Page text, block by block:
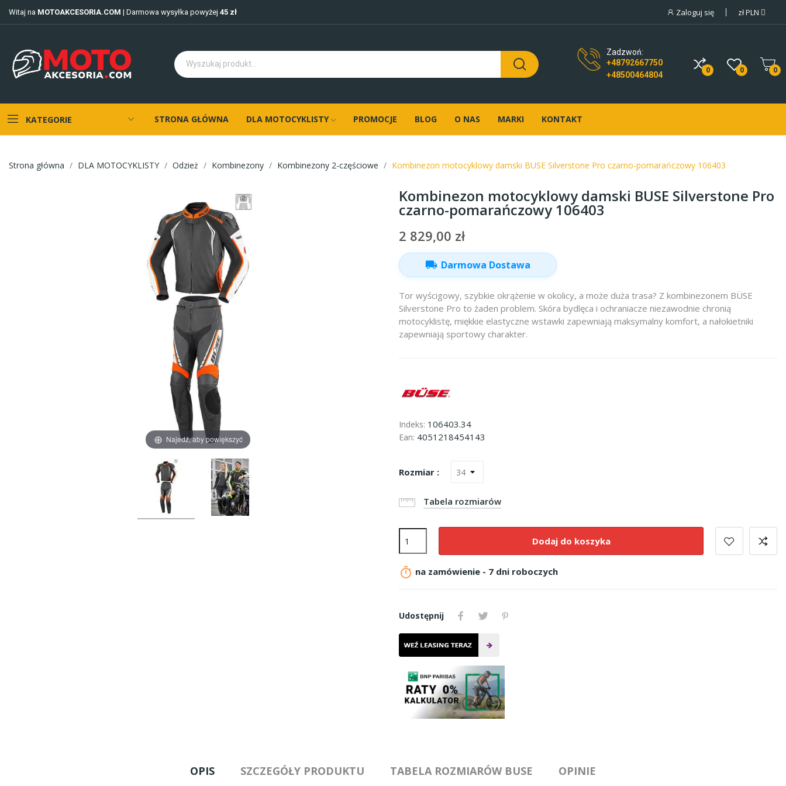
Witaj na MOTOAKCESORIA.COM | Darmowa wysyłka powyżej 45 zł Zaloguj się złPLN
Zadzwoń:
+48792667750
+48500464804
0 0 0
KATEGORIE STRONA GŁÓWNA DLA MOTOCYKLISTY PROMOCJE BLOG O NAS MARKI KONTAKT
Strona główna DLA MOTOCYKLISTY Odzież Kombinezony Kombinezony 2-częściowe Kombinezon motocyklowy damski BUSE Silverstone Pro czarno-pomarańczowy 106403
Najedź, aby powiększyć
Kombinezon motocyklowy damski BUSE Silverstone Pro
czarno-pomarańczowy 106403
2 829,00 zł
local_shipping Darmowa Dostawa
Tor wyścigowy, szybkie okrążenie w okolicy, a może duża trasa? Z kombinezonem BÜSE
Silverstone Pro to żaden problem. Skóra bydlęca i ochraniacze niezawodnie chronią
motocyklistę, miękkie elastyczne wstawki zapewniają maksymalny komfort, a nałokietniki
zapewniają sportowy charakter.
Indeks: 106403.34
Ean: 4051218454143
Rozmiar :
Tabela rozmiarów
Dodaj do koszyka
 na zamówienie - 7 dni roboczych
Udostępnij
OPIS SZCZEGÓŁY PRODUKTU TABELA ROZMIARÓW BUSE OPINIE